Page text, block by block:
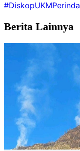
Berita Lainnya